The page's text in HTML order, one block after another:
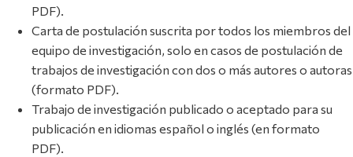
PDF).
Carta de postulación suscrita por todos los miembros del
equipo de investigación, solo en casos de postulación de
trabajos de investigación con dos o más autores o autoras
(formato PDF).
Trabajo de investigación publicado o aceptado para su
publicación en idiomas español o inglés (en formato
PDF).